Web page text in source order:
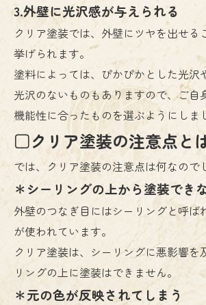
3.外壁に光沢感が与えられる
クリア塗装では、外壁にツヤを出せる
挙げられます。
塗料によっては、ぴかぴかとした光沢
光沢のないものもありますので、ご自
機能性に合ったものを選ぶようにしま
□クリア塗装の注意点と
では、クリア塗装の注意点は何なので
＊シーリングの上から塗装でき
外壁のつなぎ目にはシーリングと呼ば
が使われています。
クリア塗装は、シーリングに悪影響を
リングの上に塗装はできません。
＊元の色が反映されてしまう